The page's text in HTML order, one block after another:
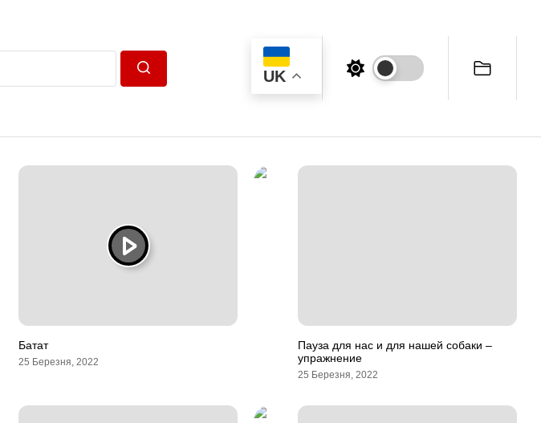
UK
Батат
25 Березня, 2022
Пауза для нас и для нашей собаки –
упражнение
25 Березня, 2022